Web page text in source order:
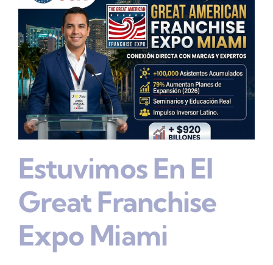
Estuvimos En El
Great Franchise
Expo Miami